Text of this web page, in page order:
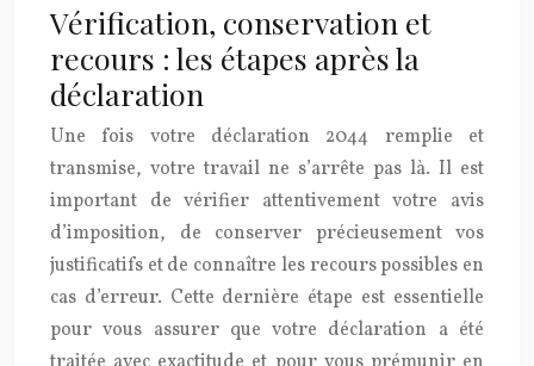
Vérification, conservation et
recours : les étapes après la
déclaration
Une fois votre déclaration 2044 remplie et
transmise, votre travail ne s’arrête pas là. Il est
important de vérifier attentivement votre avis
d’imposition, de conserver précieusement vos
justificatifs et de connaître les recours possibles en
cas d’erreur. Cette dernière étape est essentielle
pour vous assurer que votre déclaration a été